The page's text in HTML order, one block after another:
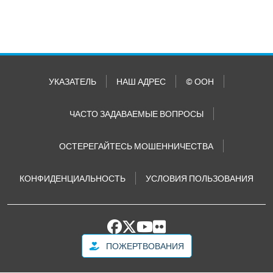
УКАЗАТЕЛЬ НАШ АДРЕС © ООН
ЧАСТО ЗАДАВАЕМЫЕ ВОПРОСЫ
ОСТЕРЕГАЙТЕСЬ МОШЕННИЧЕСТВА
КОНФИДЕНЦИАЛЬНОСТЬ УСЛОВИЯ ПОЛЬЗОВАНИЯ
ПОЖЕРТВОВАНИЯ